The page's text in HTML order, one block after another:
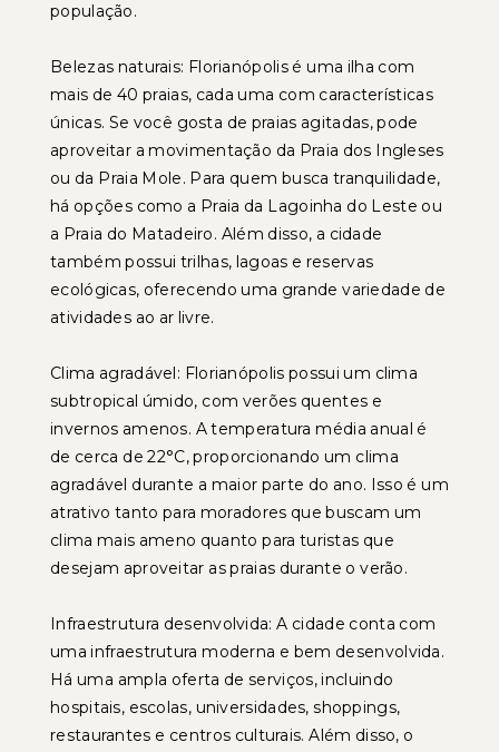
população.
Belezas naturais: Florianópolis é uma ilha com
mais de 40 praias, cada uma com características
únicas. Se você gosta de praias agitadas, pode
aproveitar a movimentação da Praia dos Ingleses
ou da Praia Mole. Para quem busca tranquilidade,
há opções como a Praia da Lagoinha do Leste ou
a Praia do Matadeiro. Além disso, a cidade
também possui trilhas, lagoas e reservas
ecológicas, oferecendo uma grande variedade de
atividades ao ar livre.
Clima agradável: Florianópolis possui um clima
subtropical úmido, com verões quentes e
invernos amenos. A temperatura média anual é
de cerca de 22°C, proporcionando um clima
agradável durante a maior parte do ano. Isso é um
atrativo tanto para moradores que buscam um
clima mais ameno quanto para turistas que
desejam aproveitar as praias durante o verão.
Infraestrutura desenvolvida: A cidade conta com
uma infraestrutura moderna e bem desenvolvida.
Há uma ampla oferta de serviços, incluindo
hospitais, escolas, universidades, shoppings,
restaurantes e centros culturais. Além disso, o